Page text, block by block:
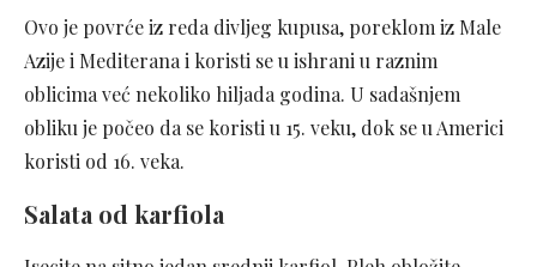
Ovo je povrće iz reda divljeg kupusa, poreklom iz Male
Azije i Mediterana i koristi se u ishrani u raznim
oblicima već nekoliko hiljada godina. U sadašnjem
obliku je počeo da se koristi u 15. veku, dok se u Americi
koristi od 16. veka.
Salata od karfiola